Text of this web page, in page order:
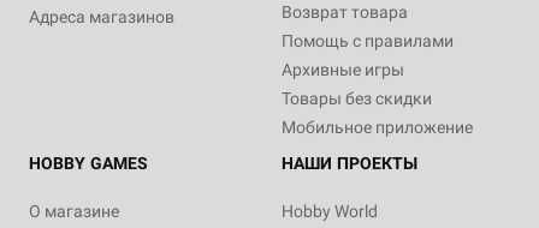
Адреса магазинов
Возврат товара
Помощь с правилами
Архивные игры
Товары без скидки
Мобильное приложение
HOBBY GAMES
О магазине
НАШИ ПРОЕКТЫ
Hobby World